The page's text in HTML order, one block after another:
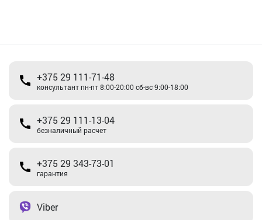
+375 29 111-71-48
консультант пн-пт 8:00-20:00 сб-вс 9:00-18:00
+375 29 111-13-04
безналичный расчет
+375 29 343-73-01
гарантия
Viber